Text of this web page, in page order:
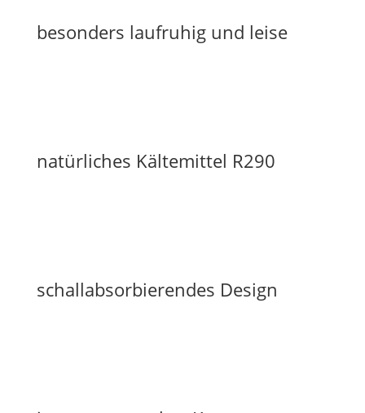
besonders laufruhig und leise
natürliches Kältemittel R290
schallabsorbierendes Design